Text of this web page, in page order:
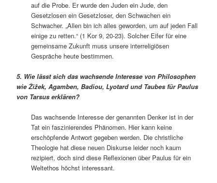
auf die Probe. Er wurde den Juden ein Jude, den
Gesetzlosen ein Gesetzloser, den Schwachen ein
Schwacher. „Allen bin ich alles geworden, um auf jeden Fall
einige zu retten.“ (1 Kor 9, 20-23). Solcher Eifer für eine
gemeinsame Zukunft muss unsere interreligiösen
Gespräche heute bestimmen.
5. Wie lässt sich das wachsende Interesse von Philosophen
wie Žižek, Agamben, Badiou, Lyotard und Taubes für Paulus
von Tarsus erklären?
Das wachsende Interesse der genannten Denker ist in der
Tat ein faszinierendes Phänomen. Hier kann keine
erschöpfende Antwort gegeben werden. Die christliche
Theologie hat diese neuen Diskurse leider noch kaum
rezipiert, doch sind diese Reflexionen über Paulus für ein
Weltethos höchst interessant.